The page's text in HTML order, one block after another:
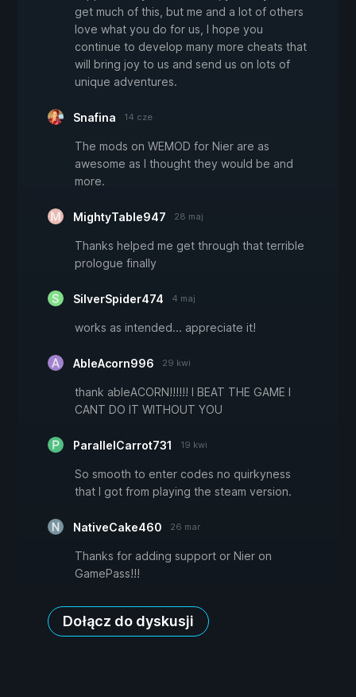
get much of this, but me and a lot of others
love what you do for us, I hope you
continue to develop many more cheats that
will bring joy to us and send us on lots of
unique adventures.
Snafina 14 cze
The mods on WEMOD for Nier are as
awesome as I thought they would be and
more.
MightyTable947 28 maj
Thanks helped me get through that terrible
prologue finally
SilverSpider474 4 maj
works as intended... appreciate it!
AbleAcorn996 29 kwi
thank ableACORN!!!!!! I BEAT THE GAME I
CANT DO IT WITHOUT YOU
ParallelCarrot731 19 kwi
So smooth to enter codes no quirkyness
that I got from playing the steam version.
NativeCake460 26 mar
Thanks for adding support or Nier on
GamePass!!!
Dołącz do dyskusji